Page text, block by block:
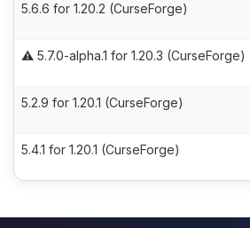
5.6.6 for 1.20.2 (CurseForge)
⚠️ 5.7.0-alpha.1 for 1.20.3 (CurseForge)
5.2.9 for 1.20.1 (CurseForge)
5.4.1 for 1.20.1 (CurseForge)